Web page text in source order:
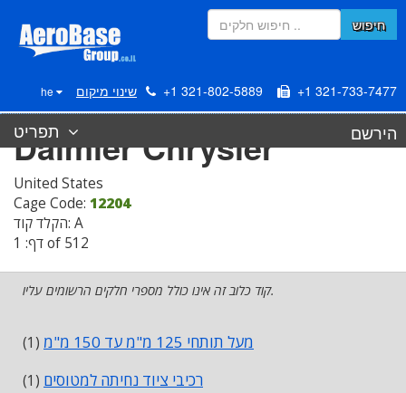
he שינוי מיקום +1 321-802-5889 +1 321-733-7477
חיפוש
הירשם Daimler Chrysler
United States
Cage Code: 12204
הקלד קוד: A
דף: 1 of 512
קוד כלוב זה אינו כולל מספרי חלקים הרשומים עליו.
מעל תותחי 125 מ"מ עד 150 מ"מ (1)
רכיבי ציוד נחיתה למטוסים (1)